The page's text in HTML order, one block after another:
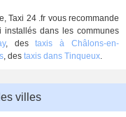
Taxi 24 .fr vous recommande
dans les communes
, destaxis à Châlons-en-
, des taxis dans Tinqueux.
villes